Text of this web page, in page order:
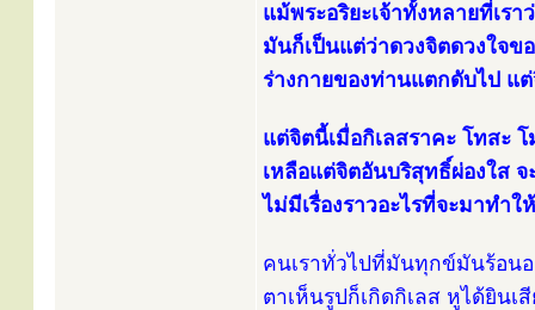
แม้พระอริยะเจ้าทั้งหลายที่เร
มันก็เป็นแต่ว่าดวงจิตดวงใจข
ร่างกายของท่านแตกดับไป แ
แต่จิตนี้เมื่อกิเลสราคะ โทสะ
เหลือแต่จิตอันบริสุทธิ์ผ่องใส
ไม่มีเรื่องราวอะไรที่จะมาทำ
คนเราทั่วไปที่มันทุกข์มันร้อน
ตาเห็นรูปก็เกิดกิเลส หูได้ยินเ